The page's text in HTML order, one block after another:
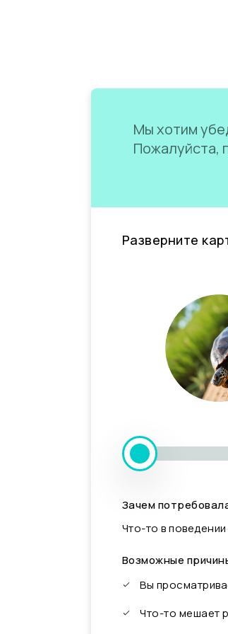
Мы хотим
Пожалуйста,
Разверните
Зачем
Что-то в
Возможные
Вы
Что-то мешает